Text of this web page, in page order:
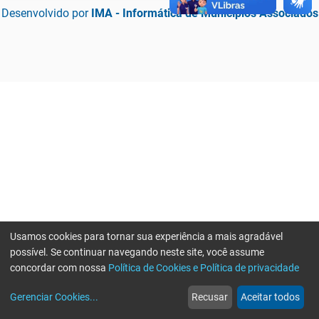
Desenvolvido por IMA - Informática de Municípios Associados
web
Notícias
more_horiz
Mais
Usamos cookies para tornar sua experiência a mais agradável
possível. Se continuar navegando neste site, você assume
concordar com nossa Política de Cookies e Política de privacidade
Gerenciar Cookies... Recusar Aceitar todos
Erro ao enviar informações, por favor tente novamente